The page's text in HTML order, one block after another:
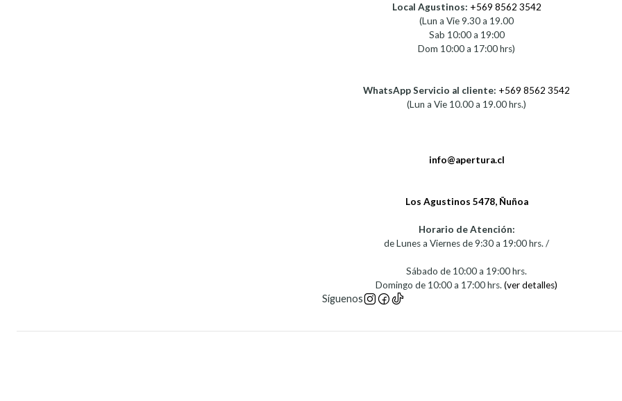
Local Agustinos: +569 8562 3542
(Lun a Vie 9.30 a 19.00
Sab 10:00 a 19:00
Dom 10:00 a 17:00 hrs)
WhatsApp Servicio al cliente: +569 8562 3542
(Lun a Vie 10.00 a 19.00 hrs.)
info@apertura.cl
Los Agustinos 5478, Ñuñoa
Horario de Atención:
de Lunes a Viernes de 9:30 a 19:00 hrs. /
Sábado de 10:00 a 19:00 hrs.
Domingo de 10:00 a 17:00 hrs.(ver detalles)
Síguenos